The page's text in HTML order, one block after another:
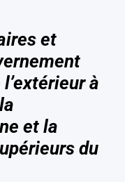
et
à
et la
du